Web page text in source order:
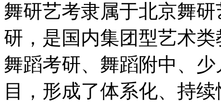
舞研艺考隶属于北京舞
研，是国内集团型艺术
舞蹈考研、舞蹈附中、
目，形成了体系化、持